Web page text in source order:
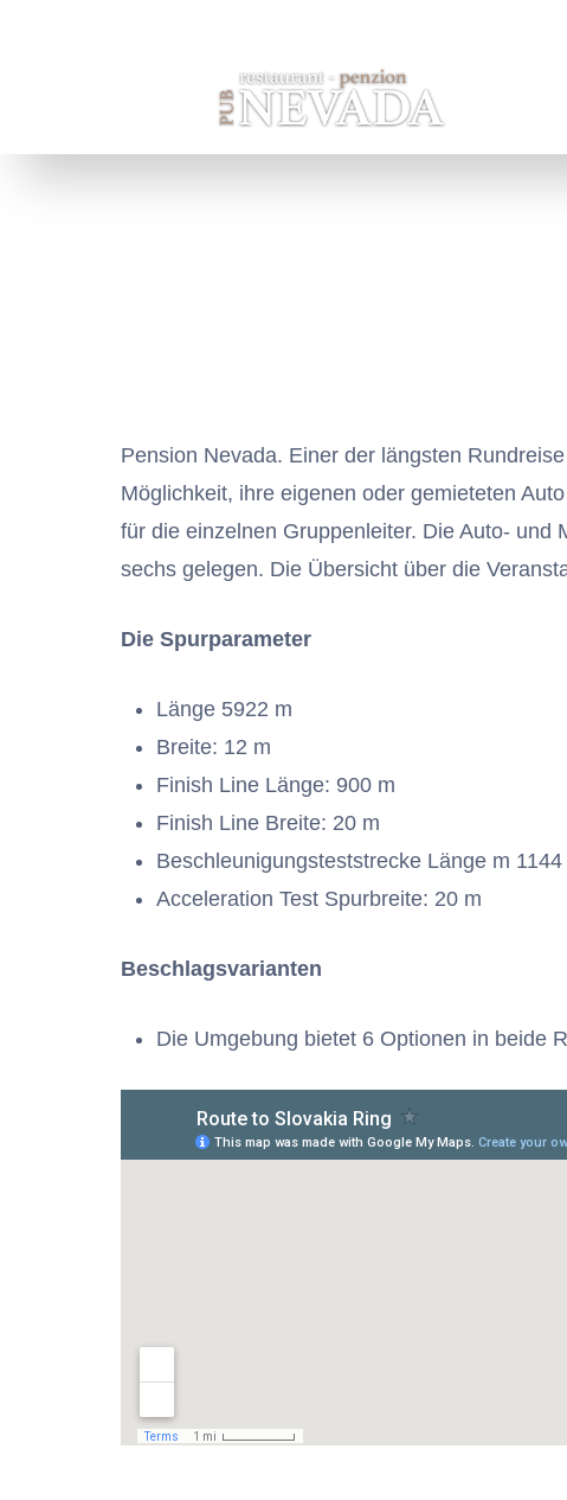
Pension Nevada. Einer der längsten
Möglichkeit, ihre eigenen oder gemieteten
für die einzelnen Gruppenleiter. Die Auto- und
sechs gelegen. Die Übersicht über die
Die Spurparameter
Länge 5922 m
Breite: 12 m
Finish Line Länge: 900 m
Finish Line Breite: 20 m
Beschleunigungsteststrecke Länge m 1144
Acceleration Test Spurbreite: 20 m
Beschlagsvarianten
Die Umgebung bietet 6 Optionen in beide